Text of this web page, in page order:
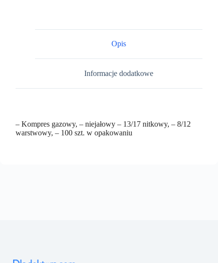
Opis
Informacje dodatkowe
– Kompres gazowy, – niejałowy – 13/17 nitkowy, – 8/12
warstwowy, – 100 szt. w opakowaniu